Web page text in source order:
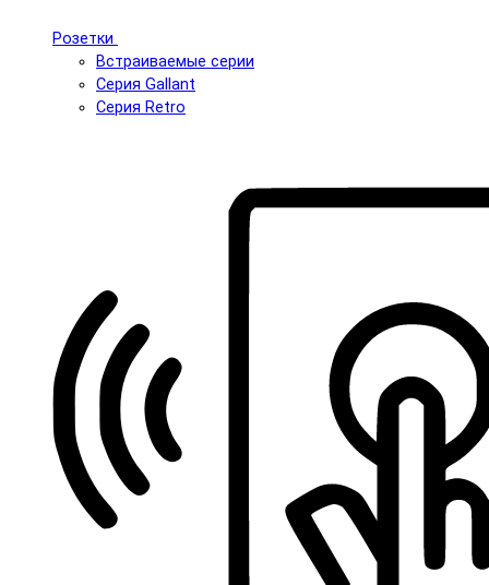
Розетки
Встраиваемые серии
Серия Gallant
Серия Retro